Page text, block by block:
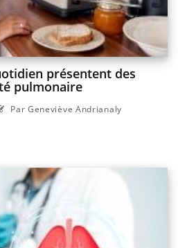
présentent des
pulmonaire
Par Geneviève Andrianaly